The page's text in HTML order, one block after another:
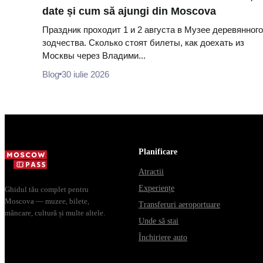
date și cum să ajungi din Moscova
Праздник проходит 1 и 2 августа в Музее деревянного
зодчества. Сколько стоят билеты, как доехать из
Москвы через Владими...
Blog 30 iulie 2026
Ghidul tău complet pentru
Moscova — muzee, bilete,
mâncare, cultură și multe altele.
Planificare
Atractii
Experiențe
Transferuri aeroportuare
Unde să stai
Închiriere auto